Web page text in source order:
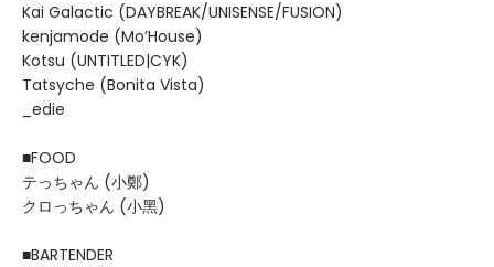
Kai Galactic (DAYBREAK/UNISENSE/FUSION)
kenjamode (Mo’House)
Kotsu (UNTITLED|CYK)
Tatsyche (Bonita Vista)
_edie
■FOOD
テっちゃん (小鄭)
クロっちゃん (小黑)
■BARTENDER